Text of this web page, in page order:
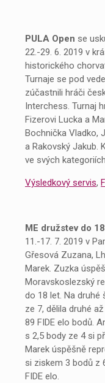
PULA Open se
22.-29. 6. 2019 v
historického
Turnaje se pod
zúčastnili hráči
Interchess. Turnaj
Fizerovi Lucka a
Bochnička Vladko,
a Rakovský Jakub.
ve svých
Výsledkový servis,
ME družstev do
11.-17. 7. 2019 v
Gřesová Zuzana,
Marek. Zuzka
Moravskoslezský
do 18 let. Na druhé
ze 7, dělila druhé
89 FIDE elo bodů.
s 2,5 body ze 4 si
Marek úspěšně
si ziskem 3 bodů z
FIDE elo.